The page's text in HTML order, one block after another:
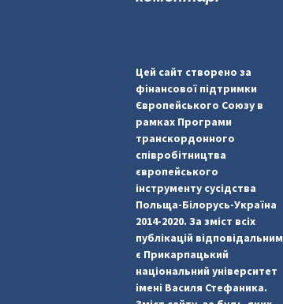
Цей сайт створено за
фінансової підтримки
Європейського Союзу в
рамках Програми
транскордонного
співробітництва
європейського
інструменту сусідства
Польща-Білорусь-Україна
2014-2020. За зміст всіх
публікацій відповідальним
є Прикарпацький
національний університет
імені Василя Стефаника.